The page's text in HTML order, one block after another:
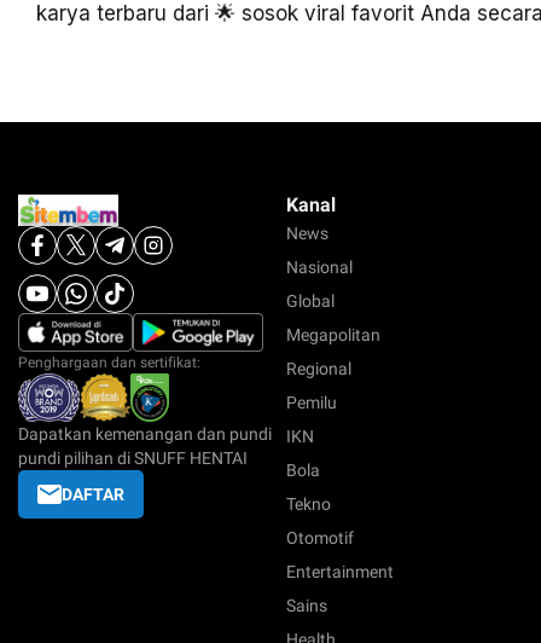
karya terbaru dari 🌟 sosok viral favorit Anda
Penghargaan dan sertifikat:
Dapatkan kemenangan dan pundi
pundi pilihan di SNUFF HENTAI
DAFTAR
Kanal
News
Nasional
Global
Megapolitan
Regional
Pemilu
IKN
Bola
Tekno
Otomotif
Entertainment
Sains